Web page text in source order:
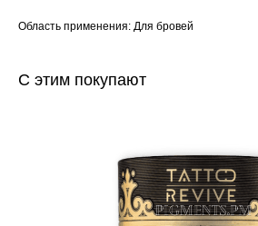
Область применения: Для бровей
С этим покупают